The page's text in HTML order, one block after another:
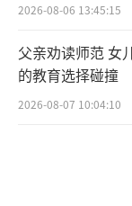
2026-08-06 13:45:15
父亲劝读师范 女
的教育选择碰撞
2026-08-07 10:04:10